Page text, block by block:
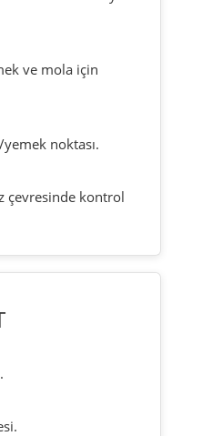
ve mola için
noktası.
çevresinde kontrol